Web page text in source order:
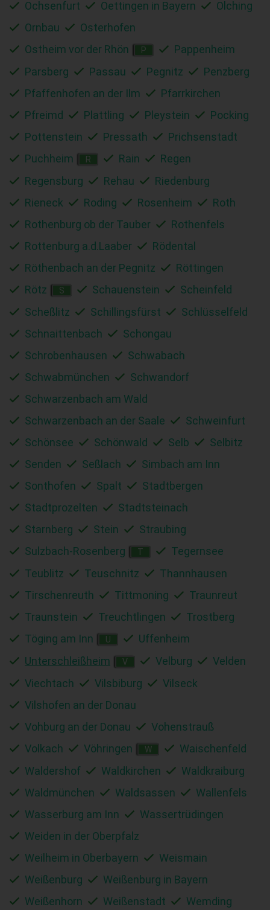
Ochsenfurt
Oettingen in Bayern
Olching
Ornbau
Osterhofen
Ostheim vor der Rhön
P
Pappenheim
Parsberg
Passau Pegnitz
Penzberg
Pfaffenhofen an der Ilm
Pfarrkirchen
Pfreimd
Plattling Pleystein
Pocking
Pottenstein
Pressath
Prichsenstadt
Puchheim
R Rain
Regen
Regensburg
Rehau
Riedenburg
Rieneck
Roding Rosenheim
Roth
Rothenburg ob der Tauber
Rothenfels
Rottenburg a.d.Laaber
Rödental
Röthenbach an der Pegnitz
Röttingen
Rötz
S Schauenstein
Scheinfeld
Scheßlitz
Schillingsfürst
Schlüsselfeld
Schnaittenbach
Schongau
Schrobenhausen
Schwabach
Schwabmünchen
Schwandorf
Schwarzenbach am Wald
Schwarzenbach an der Saale
Schweinfurt
Schönsee
Schönwald Selb
Selbitz
Senden
Seßlach
Simbach am Inn
Sonthofen
Spalt
Stadtbergen
Stadtprozelten
Stadtsteinach
Starnberg
Stein
Straubing
Sulzbach-Rosenberg
T
Tegernsee
Teublitz
Teuschnitz
Thannhausen
Tirschenreuth
Tittmoning
Traunreut
Traunstein
Treuchtlingen
Trostberg
Töging am Inn
U
Uffenheim
Unterschleißheim
V Velburg
Velden
Viechtach
Vilsbiburg
Vilseck
Vilshofen an der Donau
Vohburg an der Donau
Vohenstrauß
Volkach
Vöhringen W
Waischenfeld
Waldershof
Waldkirchen
Waldkraiburg
Waldmünchen
Waldsassen
Wallenfels
Wasserburg am Inn
Wassertrüdingen
Weiden in der Oberpfalz
Weilheim in Oberbayern
Weismain
Weißenburg
Weißenburg in Bayern
Weißenhorn
Weißenstadt Wemding